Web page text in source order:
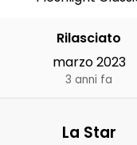
Rilasciato
marzo 2023
3 anni fa
La Star